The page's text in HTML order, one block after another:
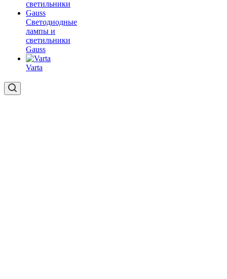
Светодиодные
лампы и
светильники
Gauss
Varta